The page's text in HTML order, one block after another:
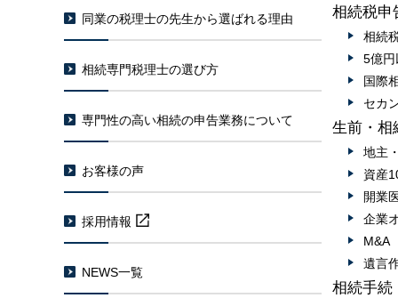
同業の税理士の先生から選ばれる理由
相続専門税理士の選び方
専門性の高い相続の申告業務について
お客様の声
採用情報
NEWS一覧
相続税申
相続
5億
国際
セカ
生前・相
地主
資産
開業
企業
M&A
遺言
相続手続